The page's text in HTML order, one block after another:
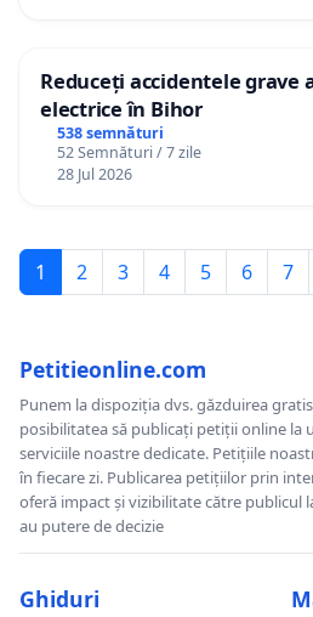
Reduceți accidentele
electrice în Bihor
538 semnături
52 Semnături / 7 zile
28 Jul 2026
1 2 3 4 5 6 7
Petitieonline.com
Punem la dispoziția dvs. găzduirea
posibilitatea să publicați petiții online la
serviciile noastre dedicate. Petițiile
în fiecare zi. Publicarea petițiilor prin
oferă impact și vizibilitate către publicul
au putere de decizie
Ghiduri